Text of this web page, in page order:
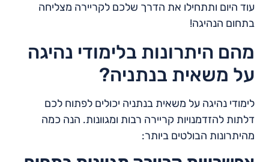
עוד היום ותתחילו את הדרך שלכם לקריירה מצליחה
בתחום הנהיגה!
מהם היתרונות בלימודי נהיגה
על משאית בנתניה?
לימודי נהיגה על משאית בנתניה יכולים לפתוח לכם
דלתות להזדמנויות קריירה רבות ומגוונות. הנה כמה
מהיתרונות הבולטים ביותר: